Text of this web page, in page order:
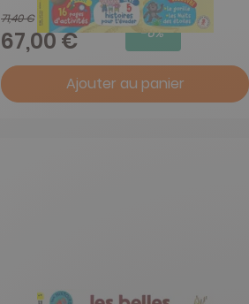
71,40 €
67,00 € -6%
Ajouter au panier